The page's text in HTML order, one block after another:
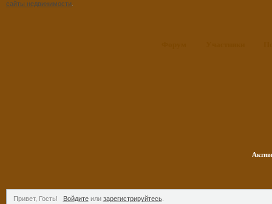
сайты недвижимости
Привет, Гость! Войдитеили зарегистрируйтесь.